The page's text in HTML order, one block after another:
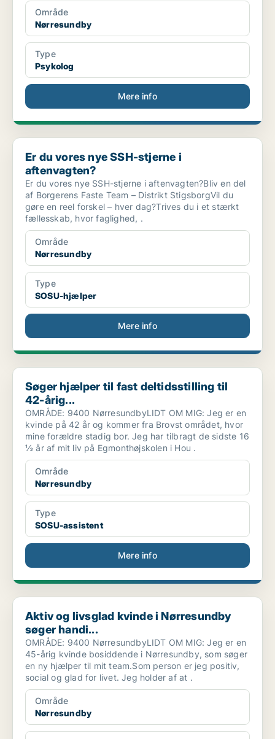
Område
Nørresundby
Type
Psykolog
Mere info
Er du vores nye SSH-stjerne i aftenvagten?
Er du vores nye SSH-stjerne i
aftenvagten?
Er du vores nye SSH-stjerne i aftenvagten?Bliv en del
af Borgerens Faste Team – Distrikt StigsborgVil du
gøre en reel forskel – hver dag?Trives du i et stærkt
fællesskab, hvor faglighed, .
Område
Nørresundby
Type
SOSU-hjælper
Mere info
Søger hjælper til fast deltidsstilling til 42-årig...
Søger hjælper til fast deltidsstilling til
42-årig...
OMRÅDE: 9400 NørresundbyLIDT OM MIG: Jeg er en
kvinde på 42 år og kommer fra Brovst området, hvor
mine forældre stadig bor. Jeg har tilbragt de sidste 16
½ år af mit liv på Egmonthøjskolen i Hou .
Område
Nørresundby
Type
SOSU-assistent
Mere info
Aktiv og livsglad kvinde i Nørresundby søger handi...
Aktiv og livsglad kvinde i Nørresundby
søger handi...
OMRÅDE: 9400 NørresundbyLIDT OM MIG: Jeg er en
45-årig kvinde bosiddende i Nørresundby, som søger
en ny hjælper til mit team.Som person er jeg positiv,
social og glad for livet. Jeg holder af at .
Område
Nørresundby